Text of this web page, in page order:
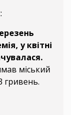
у квітні
міський
гривень.